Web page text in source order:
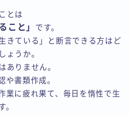
とは
こと」
です。
きている」と断言できる方はど
ょうか。
ありません。
や書類作成。
業に疲れ果て、毎日を惰性で生
。